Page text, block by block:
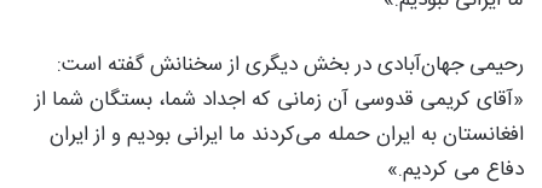
رحیمی جهان‌آبادی در بخش دیگری از سخنانش گفته است:
«آقای کریمی قدوسی آن زمانی که اجداد شما، بستگان شما از
افغانستان به ایران حمله می‌کردند ما ایرانی بودیم و از ایران
دفاع می کردیم.»